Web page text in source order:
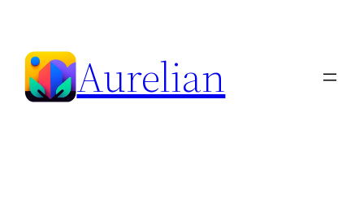
content
Aurelian